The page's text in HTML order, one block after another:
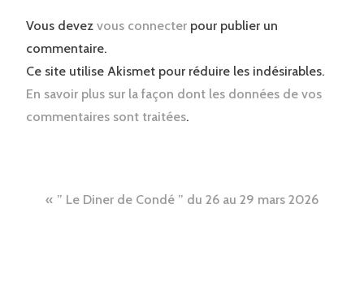
Vous devez vous connecter pour publier un
commentaire.
Ce site utilise Akismet pour réduire les indésirables.
En savoir plus sur la façon dont les données de vos
commentaires sont traitées.
Navigation
” Le Diner de Condé ” du 26 au 29 mars 2026